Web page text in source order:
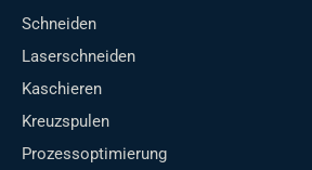
Schneiden
Laserschneiden
Kaschieren
Kreuzspulen
Prozessoptimierung